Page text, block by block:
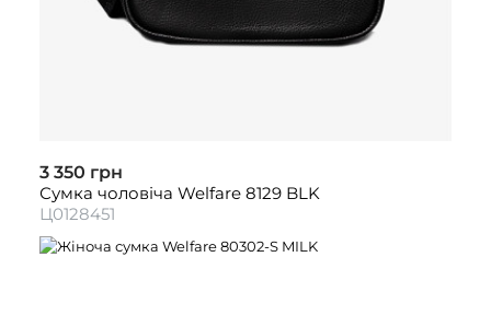
3 350 грн
Сумка чоловіча Welfare 8129 BLK
Ц0128451